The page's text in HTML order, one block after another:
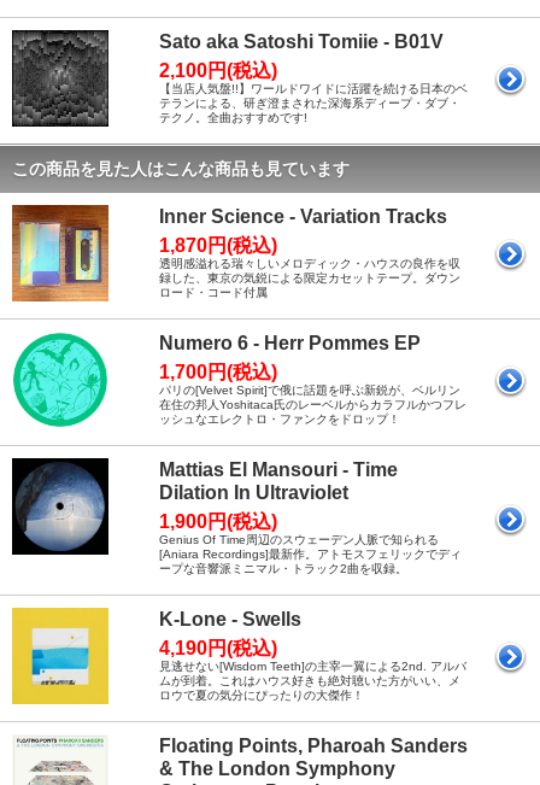
Sato aka Satoshi Tomiie - B01V
2,100円(税込)
【当店人気盤!!】ワールドワイドに活躍を続ける日本のベ
テランによる、研ぎ澄まされた深海系ディープ・ダブ・
テクノ。全曲おすすめです!
この商品を見た人はこんな商品も見ています
Inner Science - Variation Tracks
1,870円(税込)
透明感溢れる瑞々しいメロディック・ハウスの良作を収
録した、東京の気鋭による限定カセットテープ。ダウン
ロード・コード付属
Numero 6 - Herr Pommes EP
1,700円(税込)
パリの[Velvet Spirit]で俄に話題を呼ぶ新鋭が、ベルリン
在住の邦人Yoshitaca氏のレーベルからカラフルかつフレ
ッシュなエレクトロ・ファンクをドロップ！
Mattias El Mansouri - Time
Dilation In Ultraviolet
1,900円(税込)
Genius Of Time周辺のスウェーデン人脈で知られる
[Aniara Recordings]最新作。アトモスフェリックでディ
ープな音響派ミニマル・トラック2曲を収録。
K-Lone - Swells
4,190円(税込)
見逃せない[Wisdom Teeth]の主宰一翼による2nd. アルバ
ムが到着。これはハウス好きも絶対聴いた方がいい、メ
ロウで夏の気分にぴったりの大傑作！
Floating Points, Pharoah Sanders
& The London Symphony